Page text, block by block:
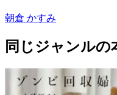
朝倉 かすみ
同じジャンルの